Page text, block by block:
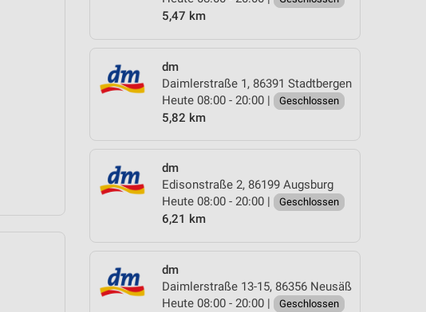
5,47 km
dm
Daimlerstraße 1, 86391 Stadtbergen
Heute 08:00 - 20:00 |
Geschlossen
5,82 km
dm
Edisonstraße 2, 86199 Augsburg
Heute 08:00 - 20:00 |
Geschlossen
6,21 km
dm
Daimlerstraße 13-15, 86356 Neusäß
Heute 08:00 - 20:00 |
Geschlossen